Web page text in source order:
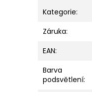
Kategorie:
Záruka:
EAN:
Barva
podsvětlení: